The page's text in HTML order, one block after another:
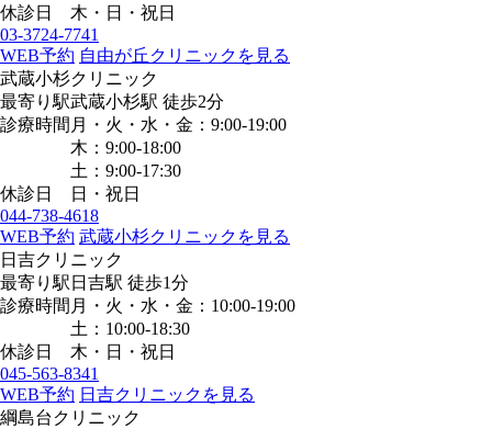
休診日
木・日・祝日
03-3724-7741
WEB予約 自由が丘クリニックを見る
武蔵小杉クリニック
最寄り駅武蔵小杉駅 徒歩2分
診療時間 月・火・水・金：9:00-19:00
木：9:00-18:00
土：9:00-17:30
休診日
日・祝日
044-738-4618
WEB予約 武蔵小杉クリニックを見る
日吉クリニック
最寄り駅 日吉駅 徒歩1分
診療時間 月・火・水・金：10:00-19:00
土：10:00-18:30
休診日
木・日・祝日
045-563-8341
WEB予約 日吉クリニックを見る
綱島台クリニック